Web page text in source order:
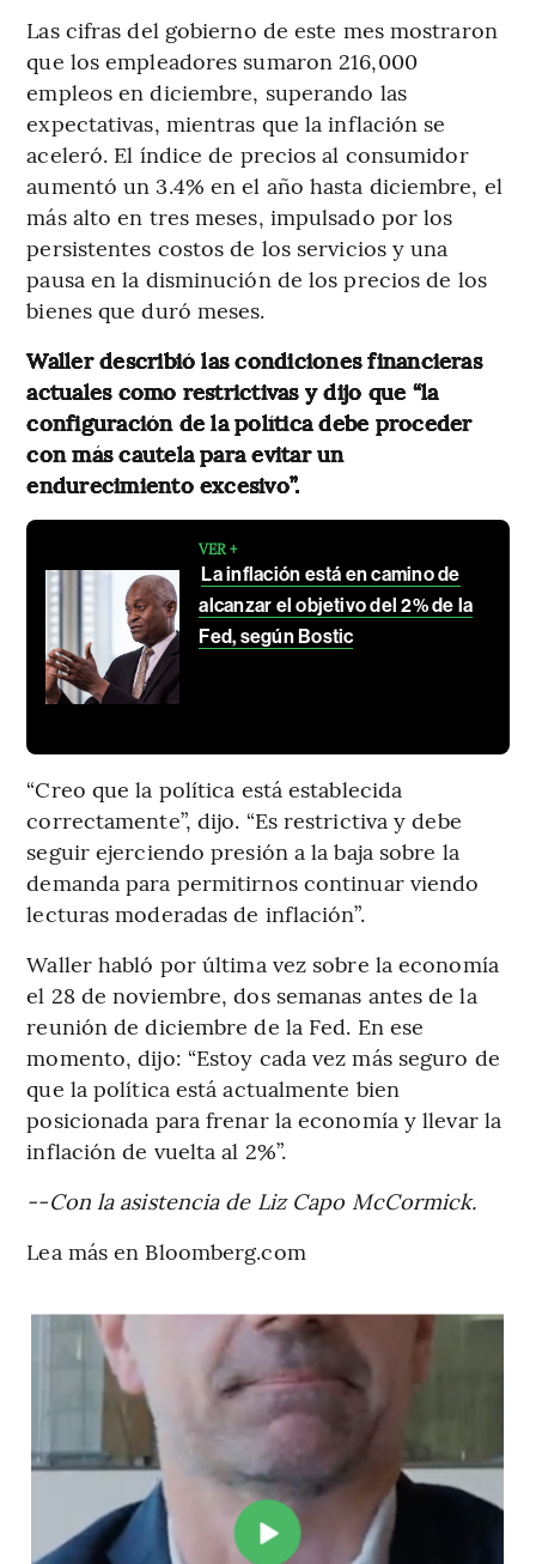
Las cifras del gobierno de este mes mostraron
que los empleadores sumaron 216,000
empleos en diciembre, superando las
expectativas, mientras que la inflación se
aceleró. El índice de precios al consumidor
aumentó un 3.4% en el año hasta diciembre, el
más alto en tres meses, impulsado por los
persistentes costos de los servicios y una
pausa en la disminución de los precios de los
bienes que duró meses.
Waller describió las condiciones financieras
actuales como restrictivas y dijo que “la
configuración de la política debe proceder
con más cautela para evitar un
endurecimiento excesivo”.
VER +
La inflación está en camino de
alcanzar el objetivo del 2% de la
Fed, según Bostic
“Creo que la política está establecida
correctamente”, dijo. “Es restrictiva y debe
seguir ejerciendo presión a la baja sobre la
demanda para permitirnos continuar viendo
lecturas moderadas de inflación”.
Waller habló por última vez sobre la economía
el 28 de noviembre, dos semanas antes de la
reunión de diciembre de la Fed. En ese
momento, dijo: “Estoy cada vez más seguro de
que la política está actualmente bien
posicionada para frenar la economía y llevar la
inflación de vuelta al 2%”.
--Con la asistencia de Liz Capo McCormick.
Lea más en Bloomberg.com